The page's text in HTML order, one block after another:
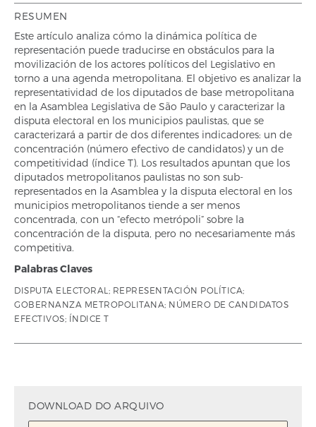
RESUMEN
Este artículo analiza cómo la dinámica política de
representación puede traducirse en obstáculos para la
movilización de los actores políticos del Legislativo en
torno a una agenda metropolitana. El objetivo es analizar la
representatividad de los diputados de base metropolitana
en la Asamblea Legislativa de São Paulo y caracterizar la
disputa electoral en los municipios paulistas, que se
caracterizará a partir de dos diferentes indicadores: un de
concentración (número efectivo de candidatos) y un de
competitividad (índice T). Los resultados apuntan que los
diputados metropolitanos paulistas no son sub-
representados en la Asamblea y la disputa electoral en los
municipios metropolitanos tiende a ser menos
concentrada, con un “efecto metrópoli” sobre la
concentración de la disputa, pero no necesariamente más
competitiva.
Palabras Claves
DISPUTA ELECTORAL; REPRESENTACIÓN POLÍTICA;
GOBERNANZA METROPOLITANA; NÚMERO DE CANDIDATOS
EFECTIVOS; ÍNDICE T
DOWNLOAD DO ARQUIVO